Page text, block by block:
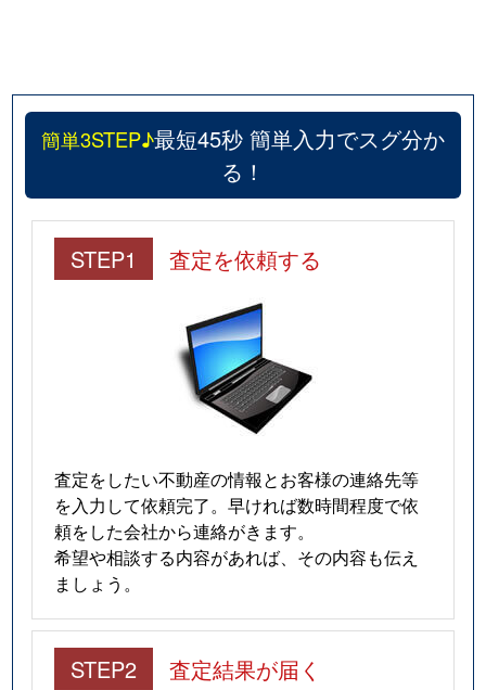
簡単3STEP♪最短45秒 簡単入力でスグ分か
る！
STEP1 査定を依頼する
査定をしたい不動産の情報とお客様の連絡先等
を入力して依頼完了。早ければ数時間程度で依
頼をした会社から連絡がきます。
希望や相談する内容があれば、その内容も伝え
ましょう。
STEP2 査定結果が届く